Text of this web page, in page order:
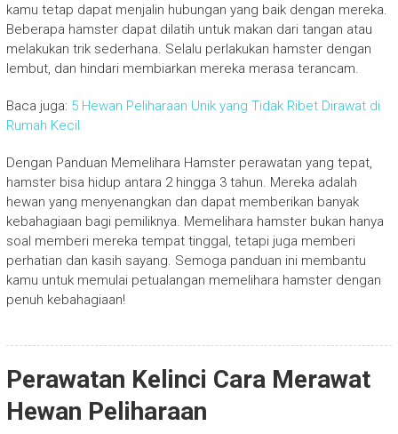
kamu tetap dapat menjalin hubungan yang baik dengan mereka.
Beberapa hamster dapat dilatih untuk makan dari tangan atau
melakukan trik sederhana. Selalu perlakukan hamster dengan
lembut, dan hindari membiarkan mereka merasa terancam.
Baca juga: 5 Hewan Peliharaan Unik yang Tidak Ribet Dirawat di
Rumah Kecil
Dengan Panduan Memelihara Hamster perawatan yang tepat,
hamster bisa hidup antara 2 hingga 3 tahun. Mereka adalah
hewan yang menyenangkan dan dapat memberikan banyak
kebahagiaan bagi pemiliknya. Memelihara hamster bukan hanya
soal memberi mereka tempat tinggal, tetapi juga memberi
perhatian dan kasih sayang. Semoga panduan ini membantu
kamu untuk memulai petualangan memelihara hamster dengan
penuh kebahagiaan!
Perawatan Kelinci Cara Merawat
Hewan Peliharaan